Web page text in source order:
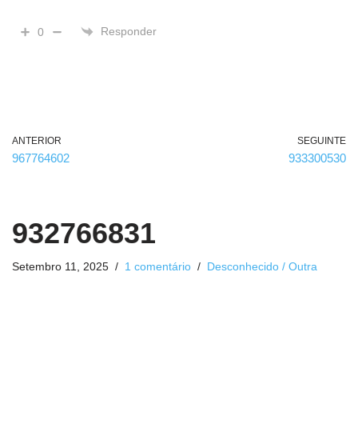
0 Responder
ANTERIOR
967764602
SEGUINTE
933300530
932766831
Setembro 11, 2025 1 comentário Desconhecido / Outra